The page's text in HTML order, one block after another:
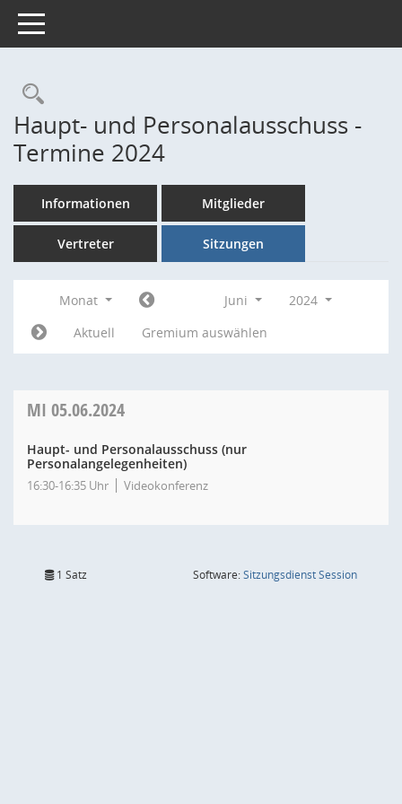
Toggle navigation
Rechercheauswahl
Haupt- und Personalausschuss -
Termine 2024
Informationen Mitglieder
Vertreter Sitzungen
Monat Juni
2024
Aktuell
Gremium auswählen
MI 05.06.2024
Haupt- und Personalausschuss (nur
Personalangelegenheiten)
16:30-16:35 Uhr Videokonferenz
1 Satz Software:SitzungsdienstSession(Wird in